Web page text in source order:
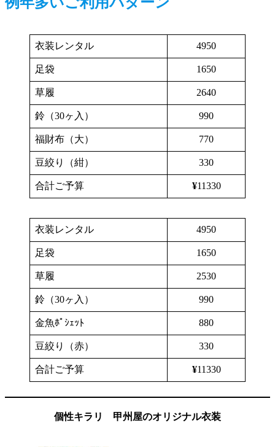
衣装レンタル 4950
足袋 1650
草履 2640
鈴（30ヶ入） 990
福財布（大） 770
豆絞り（紺） 330
合計ご予算 ¥11330
衣装レンタル 4950
足袋 1650
草履 2530
鈴（30ヶ入） 990
金魚ﾎﾟｼｪｯﾄ 880
豆絞り（赤） 330
合計ご予算 ¥11330
個性キラリ 甲州屋のオリジナル衣装